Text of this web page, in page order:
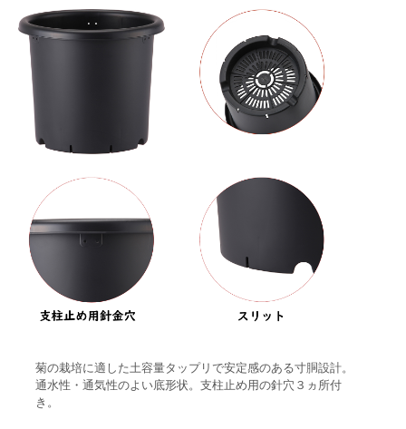
菊の栽培に適した土容量タップリで安定感のある寸胴設計。
通水性・通気性のよい底形状。支柱止め用の針穴３ヵ所付
き。